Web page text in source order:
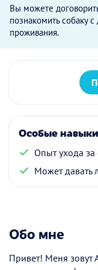
Вы можете
познакомить собаку
проживания.
Особые навыки
Опыт ухода за
Может давать
Обо мне
Привет! Меня зовут